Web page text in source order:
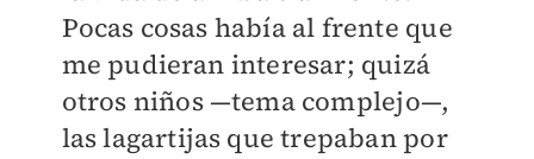
Pocas cosas había al frente que
me pudieran interesar; quizá
otros niños —tema complejo—,
las lagartijas que trepaban por